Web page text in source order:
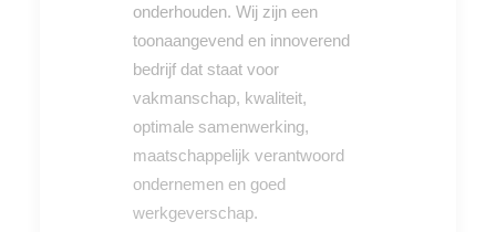
onderhouden. Wij zijn een
toonaangevend en innoverend
bedrijf dat staat voor
vakmanschap, kwaliteit,
optimale samenwerking,
maatschappelijk verantwoord
ondernemen en goed
werkgeverschap.